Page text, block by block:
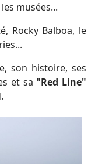
musées...
Rocky Balboa, le
son histoire, ses
et sa "Red Line"